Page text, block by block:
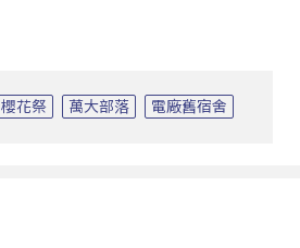
櫻花祭 萬大部落 電廠舊宿舍